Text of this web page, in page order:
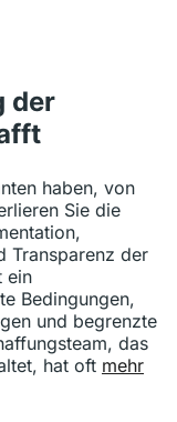
der
haben, von
Sie die
Transparenz der
ein
Bedingungen,
und begrenzte
das
hat oft mehr